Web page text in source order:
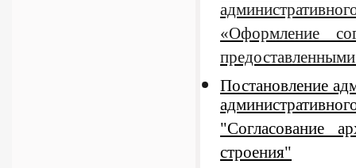
«Оформление
Постановление
"Согласование
строения"